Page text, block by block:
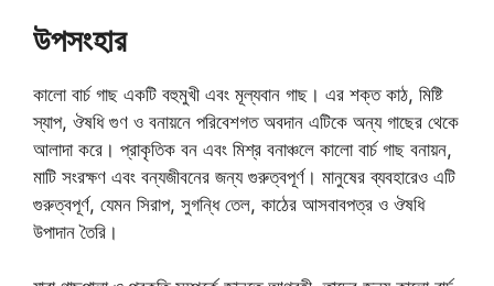
উপসংহার
কালো বার্চ গাছ একটি বহুমুখী এবং মূল্যবান গাছ। এর শক্ত কাঠ, মিষ্টি
স্যাপ, ঔষধি গুণ ও বনায়নে পরিবেশগত অবদান এটিকে অন্য গাছের থেকে
আলাদা করে। প্রাকৃতিক বন এবং মিশ্র বনাঞ্চলে কালো বার্চ গাছ বনায়ন,
মাটি সংরক্ষণ এবং বন্যজীবনের জন্য গুরুত্বপূর্ণ। মানুষের ব্যবহারেও এটি
গুরুত্বপূর্ণ, যেমন সিরাপ, সুগন্ধি তেল, কাঠের আসবাবপত্র ও ঔষধি
উপাদান তৈরি।